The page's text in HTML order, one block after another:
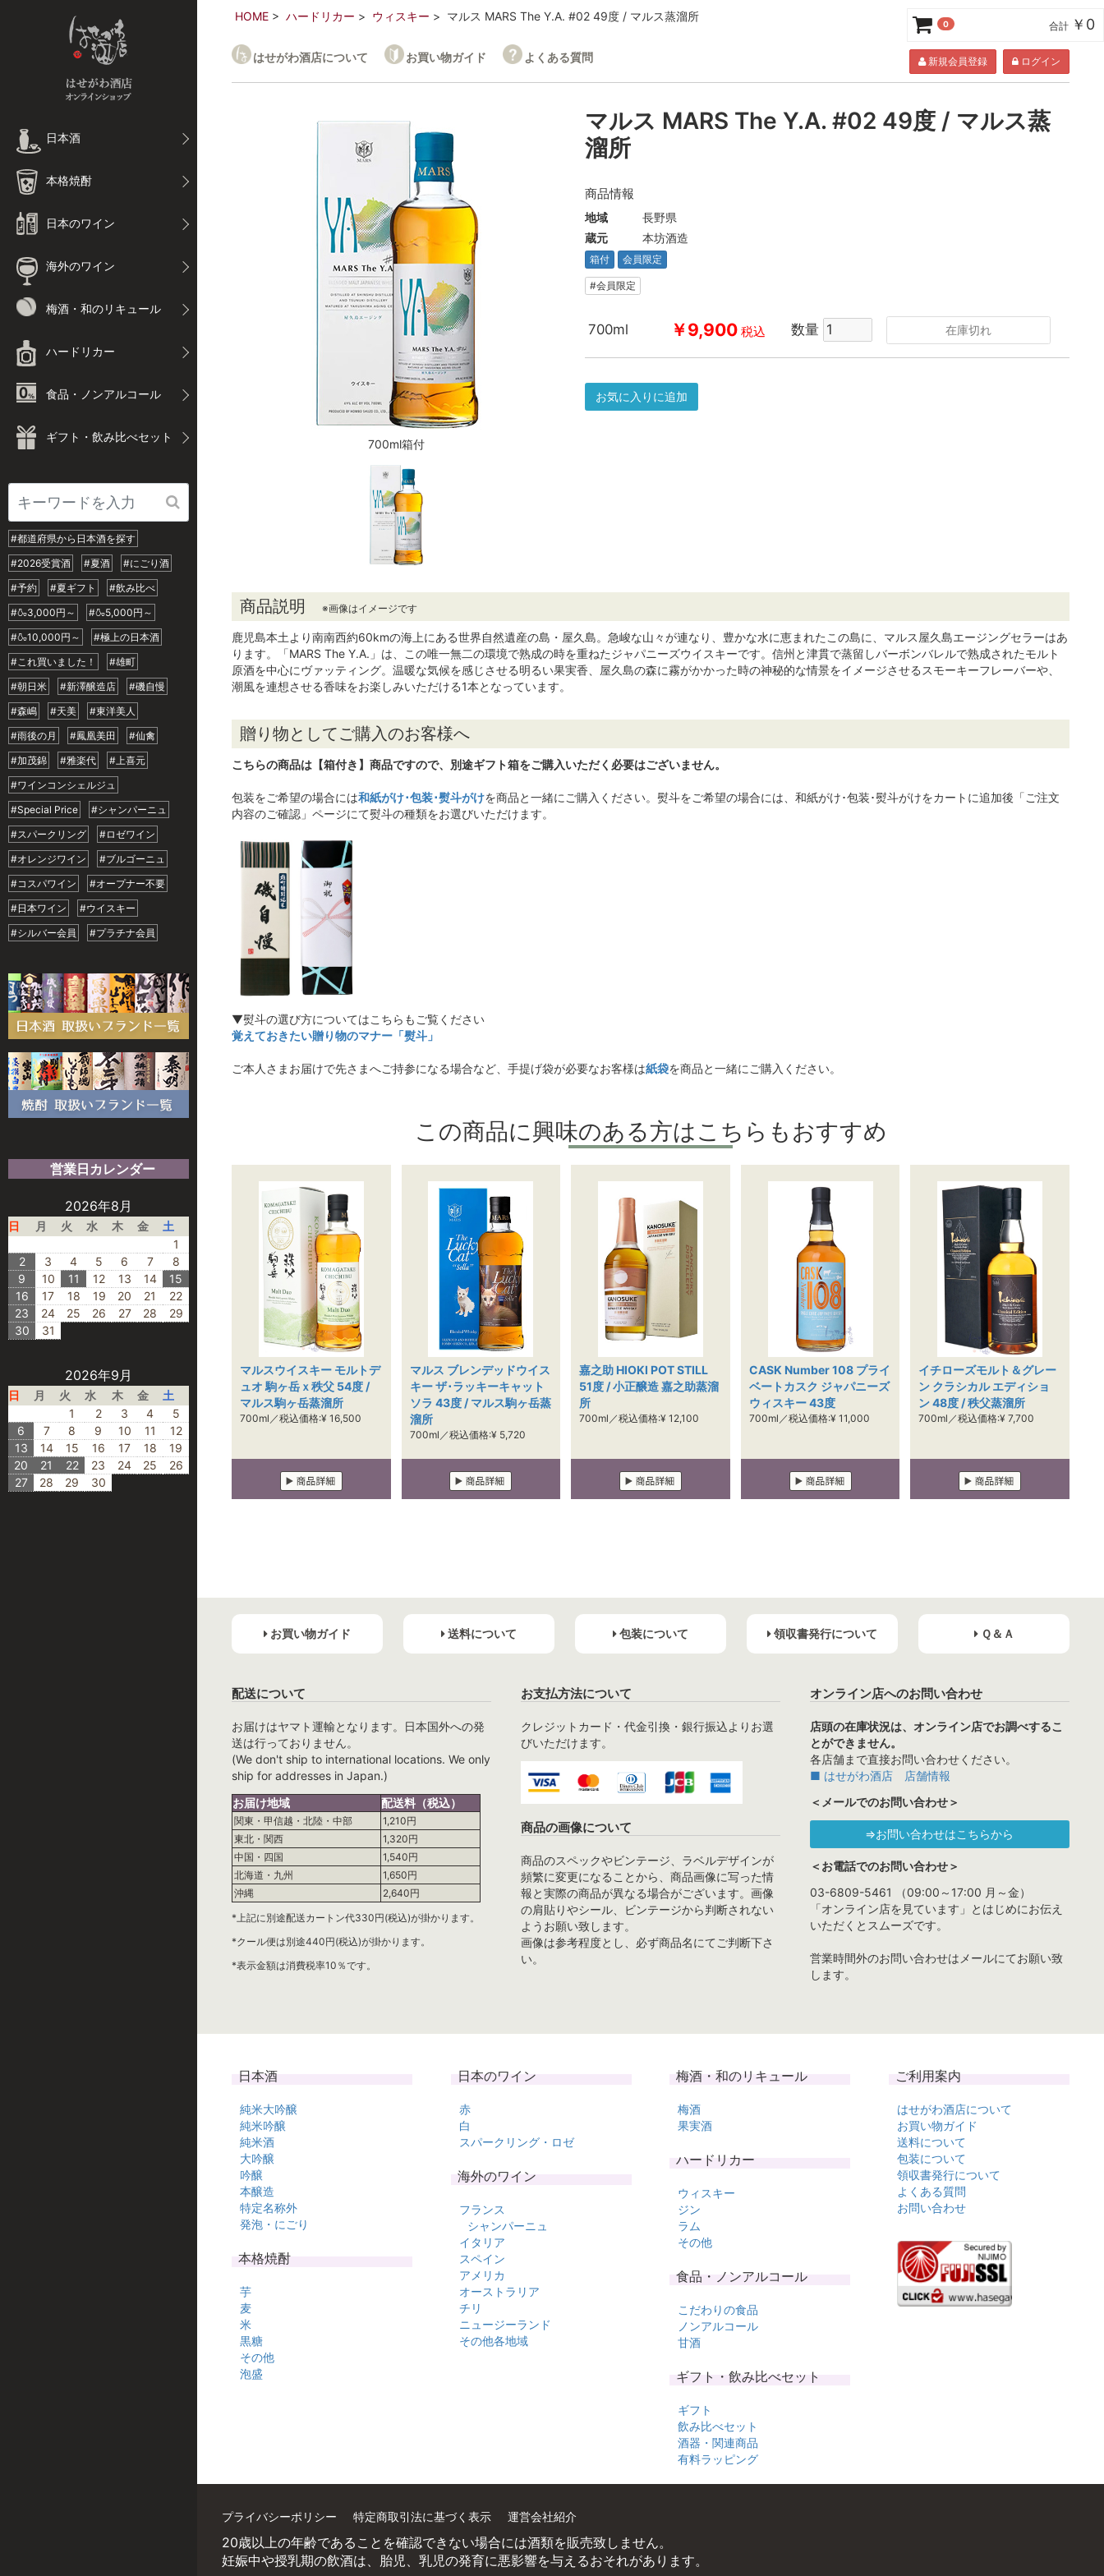
日本酒
本格焼酎
日本のワイン
海外のワイン
梅酒・和のリキュール
ハードリカー
食品・ノンアルコール
ギフト・飲み比べセット
#都道府県から日本酒を探す
#2026受賞酒
#夏酒
#にごり酒
#予約
#夏ギフト
#飲み比べ
#🍶3,000円～
#🍶5,000円～
#🍶10,000円～
#極上の日本酒
#これ買いました！
#雄町
#朝日米
#新澤醸造店
#磯自慢
#森嶋
#天美
#東洋美人
#雨後の月
#鳳凰美田
#仙禽
#加茂錦
#雅楽代
#上喜元
#ワインコンシェルジュ
#Special Price
#シャンパーニュ
#スパークリング
#ロゼワイン
#オレンジワイン
#ブルゴーニュ
#コスパワイン
#オープナー不要
#日本ワイン
#ウイスキー
#シルバー会員
#プラチナ会員
営業日カレンダー
2026年8月
日 月 火 水 木 金
土
1
2
3 4 5 6 7
8
9
10 11 12 13 14
15
16
17 18 19 20 21
22
23
24 25 26 27 28
29
30
31
2026年9月
日 月 火 水 木 金
土
1
2 3 4
5
6
7 8 9 10 11
12
13
14 15 16 17 18
19
20
21 22 23 24 25
26
27
28 29 30
HOME ハードリカー ウィスキー マルス MARS The Y.A. #02 49度 / マルス蒸溜所
はせがわ酒店について お買い物ガイド よくある質問 新規会員登録 ログイン
700ml箱付
マルス MARS The Y.A. #02 49度 / マルス蒸
溜所
商品情報
地域
長野県
蔵元
本坊酒造
箱付 会員限定
#会員限定
700ml ￥9,900 税込 数量 在庫切れ
お気に入りに追加
商品説明 ※画像はイメージです
鹿児島本土より南南西約60kmの海上にある世界自然遺産の島・屋久島。急峻な山々が連なり、豊かな水に恵まれたこの島に、マルス屋久島エージングセラーはあ
ります。「MARS The Y.A.」は、この唯一無二の環境で熟成の時を重ねたジャパニーズウイスキーです。信州と津貫で蒸留しバーボンバレルで熟成されたモルト
原酒を中心にヴァッティング。温暖な気候を感じさせる明るい果実香、屋久島の森に霧がかかった時の神秘的な情景をイメージさせるスモーキーフレーバーや、
潮風を連想させる香味をお楽しみいただける1本となっています。
贈り物としてご購入のお客様へ
こちらの商品は【箱付き】商品ですので、別途ギフト箱をご購入いただく必要はございません。
包装をご希望の場合には和紙がけ･包装･熨斗がけを商品と一緒にご購入ください。熨斗をご希望の場合には、和紙がけ･包装･熨斗がけをカートに追加後「ご注文
内容のご確認」ページにて熨斗の種類をお選びいただけます。
▼熨斗の選び方についてはこちらもご覧ください
覚えておきたい贈り物のマナー「熨斗」
ご本人さまお届けで先さまへご持参になる場合など、手提げ袋が必要なお客様は紙袋を商品と一緒にご購入ください。
この商品に興味のある方はこちらもおすすめ
マルスウイスキー モルトデ
ュオ 駒ヶ岳ｘ秩父 54度 /
マルス駒ヶ岳蒸溜所
700ml／税込価格:¥ 16,500
マルス ブレンデッドウイス
キー ザ･ラッキーキャット
ソラ 43度 / マルス駒ヶ岳蒸
溜所
700ml／税込価格:¥ 5,720
嘉之助 HIOKI POT STILL
51度 / 小正醸造 嘉之助蒸溜
所
700ml／税込価格:¥ 12,100
CASK Number 108 プライ
ベートカスク ジャパニーズ
ウィスキー 43度
700ml／税込価格:¥ 11,000
イチローズモルト＆グレー
ン クラシカル エディショ
ン 48度 / 秩父蒸溜所
700ml／税込価格:¥ 7,700
0 合計 ￥0
お買い物ガイド 送料について 包装について 領収書発行について Ｑ＆Ａ
配送について
お届けはヤマト運輸となります。日本国外への発
送は行っておりません。
(We don't ship to international locations. We only
ship for addresses in Japan.)
お届け地域
配送料（税込）
関東・甲信越・北陸・中部
1,210円
東北・関西
1,320円
中国・四国
1,540円
北海道・九州
1,650円
沖縄
2,640円
*上記に別途配送カートン代330円(税込)が掛かります。
*クール便は別途440円(税込)が掛かります。
*表示金額は消費税率10％です。
お支払方法について
クレジットカード・代金引換・銀行振込よりお選
びいただけます。
商品の画像について
商品のスペックやビンテージ、ラベルデザインが
頻繁に変更になることから、商品画像に写った情
報と実際の商品が異なる場合がございます。画像
の肩貼りやシール、ビンテージから判断されない
ようお願い致します。
画像は参考程度とし、必ず商品名にてご判断下さ
い。
オンライン店へのお問い合わせ
店頭の在庫状況は、オンライン店でお調べするこ
とができません。
各店舗まで直接お問い合わせください。
■ はせがわ酒店 店舗情報
＜メールでのお問い合わせ＞
⇒お問い合わせはこちらから
＜お電話でのお問い合わせ＞
03-6809-5461 （09:00～17:00 月～金）
「オンライン店を見ています」とはじめにお伝え
いただくとスムーズです。
営業時間外のお問い合わせはメールにてお願い致
します。
日本酒
純米大吟醸
純米吟醸
純米酒
大吟醸
吟醸
本醸造
特定名称外
発泡・にごり
本格焼酎
芋
麦
米
黒糖
その他
泡盛
日本のワイン
赤
白
スパークリング・ロゼ
海外のワイン
フランス
シャンパーニュ
イタリア
スペイン
アメリカ
オーストラリア
チリ
ニュージーランド
その他各地域
梅酒・和のリキュール
梅酒
果実酒
ハードリカー
ウィスキー
ジン
ラム
その他
食品・ノンアルコール
こだわりの食品
ノンアルコール
甘酒
ギフト・飲み比べセット
ギフト
飲み比べセット
酒器・関連商品
有料ラッピング
ご利用案内
はせがわ酒店について
お買い物ガイド
送料について
包装について
領収書発行について
よくある質問
お問い合わせ
プライバシーポリシー 特定商取引法に基づく表示 運営会社紹介
20歳以上の年齢であることを確認できない場合には酒類を販売致しません。
妊娠中や授乳期の飲酒は、胎児、乳児の発育に悪影響を与えるおそれがあります。